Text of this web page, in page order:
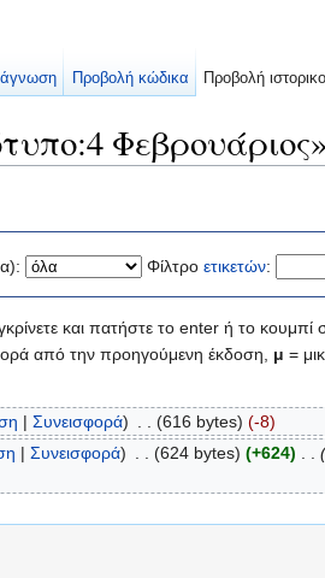
Φεβρουάριος»
Φίλτρο ετικετών:
και πατήστε το enter ή το κουμπί
από την προηγούμενη έκδοση, μ =
| Συνεισφορά) (616 bytes) (-8)
| Συνεισφορά) (624 bytes) (+624)
Προβολή κώδικα Προβολή